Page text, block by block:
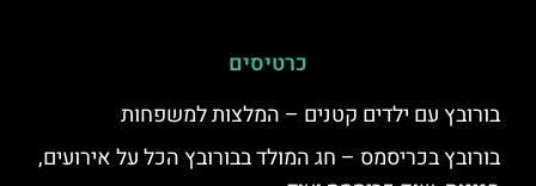
כרטיסים
בורובץ עם ילדים קטנים – המלצות למשפחות
בורובץ בכריסמס – חג המולד בבורובץ הכל על אירועים,